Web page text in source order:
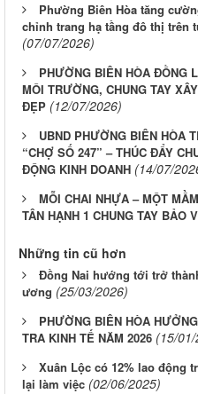
Phường Biên Hòa tăng
chỉnh trang hạ tầng đô thị trên
(07/07/2026)
PHƯỜNG BIÊN HÒA ĐỒNG
MÔI TRƯỜNG, CHUNG TAY
ĐẸP (12/07/2026)
UBND PHƯỜNG BIÊN HÒA
“CHỢ SỐ 247” – THÚC ĐẨY
ĐỘNG KINH DOANH (14/07/
MỖI CHAI NHỰA – MỘT
TÂN HẠNH 1 CHUNG TAY BẢO
Những tin cũ hơn
Đồng Nai hướng tới trở
ương (25/03/2026)
PHƯỜNG BIÊN HÒA
TRA KINH TẾ NĂM 2026 (15/
Xuân Lộc có 12% lao động
lại làm việc (02/06/2025)